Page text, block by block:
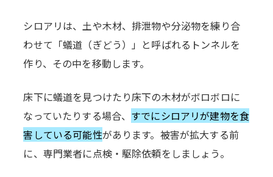
シロアリは、土や木材、排泄物や分泌物を練り合
わせて「蟻道（ぎどう）」と呼ばれるトンネルを
作り、その中を移動します。
床下に蟻道を見つけたり床下の木材がボロボロに
なっていたりする場合、 すでにシロアリが建物を食
害している可能性があります。被害が拡大する前
に、専門業者に点検・駆除依頼をしましょう。